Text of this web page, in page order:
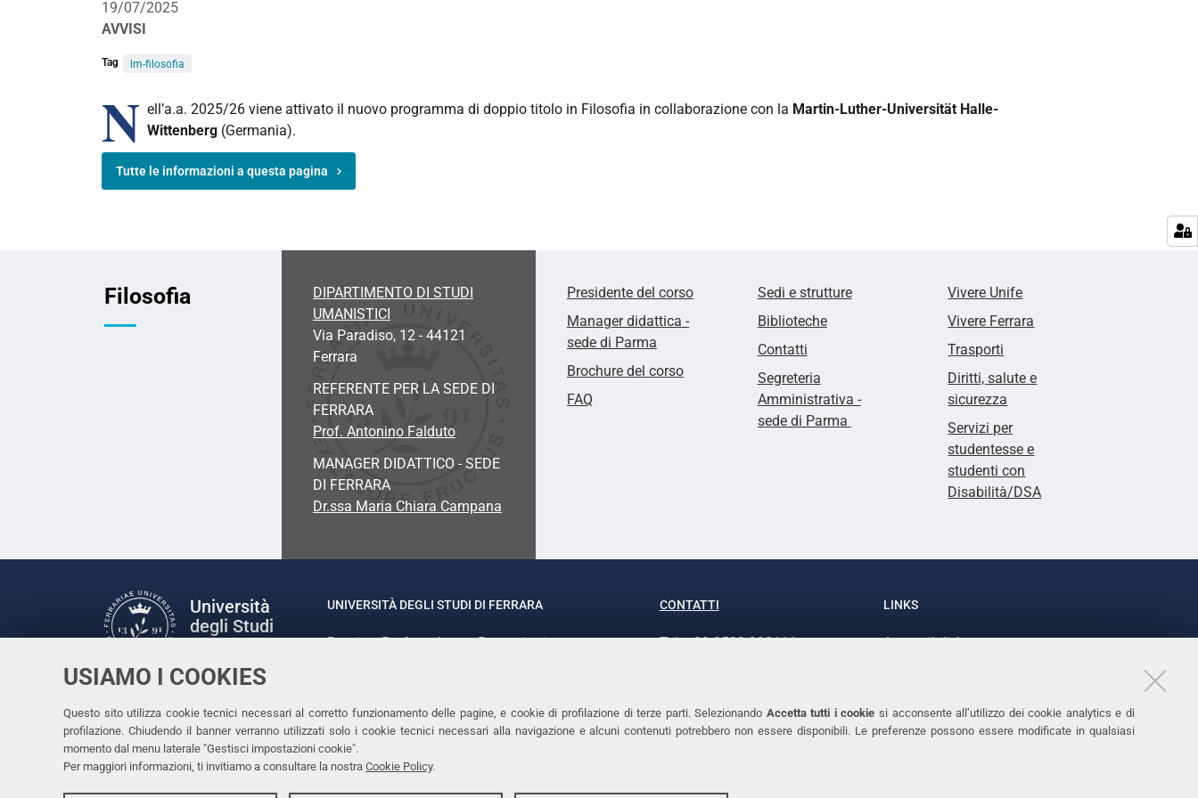
USIAMO I COOKIES
Questo sito utilizza cookie tecnici necessari al corretto funzionamento delle pagine, e cookie di profilazione di terze parti. Selezionando Accetta tutti i cookie si acconsente all’utilizzo dei cookie analytics e di
profilazione. Chiudendo il banner verranno utilizzati solo i cookie tecnici necessari alla navigazione e alcuni contenuti potrebbero non essere disponibili. Le preferenze possono essere modificate in qualsiasi
momento dal menu laterale "Gestisci impostazioni cookie".
Per maggiori informazioni, ti invitiamo a consultare la nostra Cookie Policy.
19/07/2025
AVVISI
Tag lm-filosofia
N ell’a.a. 2025/26 viene attivato il nuovo programma di doppio titolo in Filosofia in collaborazione con la Martin-Luther-Universität Halle-
Wittenberg (Germania).
Tutte le informazioni a questa pagina
Filosofia
DIPARTIMENTO DI STUDI
UMANISTICI
Via Paradiso, 12 - 44121
Ferrara
REFERENTE PER LA SEDE DI
FERRARA
Prof. Antonino Falduto
MANAGER DIDATTICO - SEDE
DI FERRARA
Dr.ssa Maria Chiara Campana
Presidente del corso
Manager didattica -
sede di Parma
Brochure del corso
FAQ
Sedi e strutture
Biblioteche
Contatti
Segreteria
Amministrativa -
sede di Parma
Vivere Unife
Vivere Ferrara
Trasporti
Diritti, salute e
sicurezza
Servizi per
studentesse e
studenti con
Disabilità/DSA
Università
degli Studi
Facebook
LinkedinInstagram
Youtube
UNIVERSITÀ DEGLI STUDI DI FERRARA
Rettrice: Prof.ssa Laura Ramaciotti
CONTATTI
Tel. +39 0532 293111
LINKS
Accessibilità
Cookies